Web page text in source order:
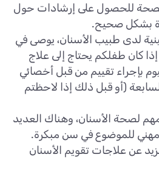
للحصول على إرشادات حول
بشكل صحيح.
لدى طبيب الأسنان، يوصى في
كان طفلكم يحتاج إلى علاج
بإجراء تقييم من قبل أخصائي
(أو قبل ذلك إذا لاحظتم
لصحة الأسنان، وهناك العديد
مهني للموضوع في سن مبكرة.
عن علاجات تقويم الأسنان